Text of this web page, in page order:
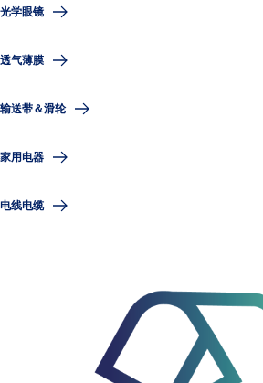
光学眼镜
透气薄膜
输送带＆滑轮
家用电器
电线电缆